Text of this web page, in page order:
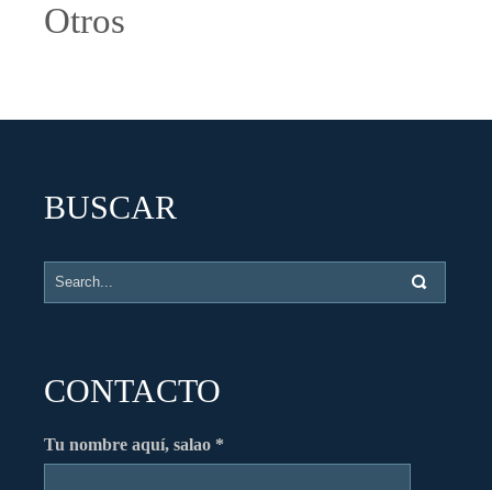
Otros
BUSCAR
CONTACTO
Tu nombre aquí, salao *